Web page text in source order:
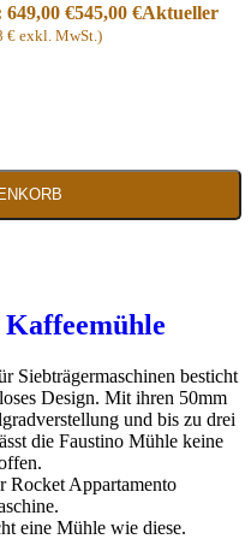
€545,00 €Aktueller
€ exkl. MwSt.)
Siebträgermaschinen besticht
Design. Mit ihren 50mm
und bis zu drei
die Faustino Mühle keine
Rocket Appartamento
eine Mühle wie diese.